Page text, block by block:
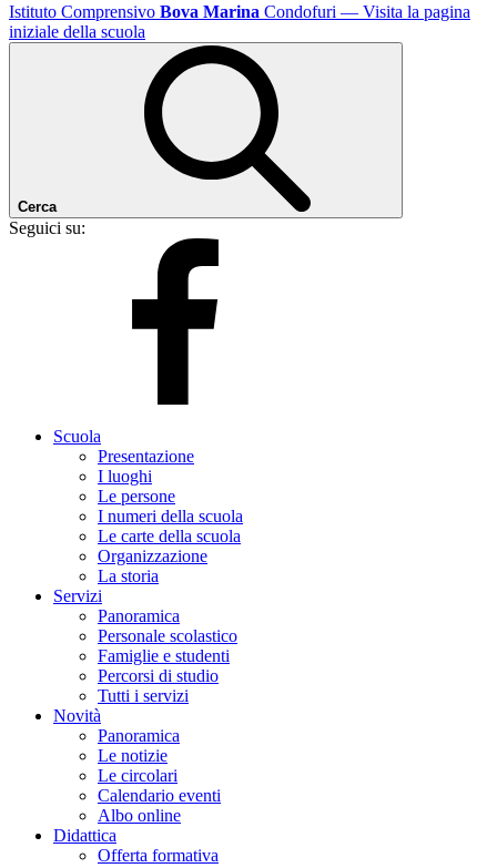
Istituto Comprensivo Bova Marina Condofuri — Visita la pagina
iniziale della scuola
Cerca
Seguici su:
Scuola
Presentazione
I luoghi
Le persone
I numeri della scuola
Le carte della scuola
Organizzazione
La storia
Servizi
Panoramica
Personale scolastico
Famiglie e studenti
Percorsi di studio
Tutti i servizi
Novità
Panoramica
Le notizie
Le circolari
Calendario eventi
Albo online
Didattica
Offerta formativa